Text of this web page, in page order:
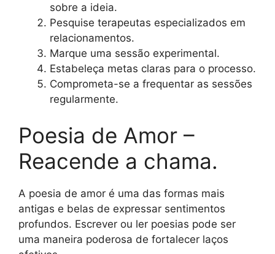
sobre a ideia.
Pesquise terapeutas especializados em
relacionamentos.
Marque uma sessão experimental.
Estabeleça metas claras para o processo.
Comprometa-se a frequentar as sessões
regularmente.
Poesia de Amor –
Reacende a chama.
A poesia de amor é uma das formas mais
antigas e belas de expressar sentimentos
profundos. Escrever ou ler poesias pode ser
uma maneira poderosa de fortalecer laços